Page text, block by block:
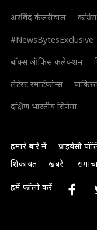
अरविंद केजरीवाल
#NewsBytesExclusive
बॉक्स ऑफिस कलेक्शन
लेटेस्ट स्मार्टफोन्स
दक्षिण भारतीय सिनेमा
हमारे बारे में प्राइवेसी
शिकायत
खबरें
हमें फॉलो करें